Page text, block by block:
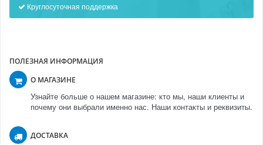
Круглосуточная поддержка
ПОЛЕЗНАЯ ИНФОРМАЦИЯ
О МАГАЗИНЕ
Узнайте больше о нашем магазине: кто мы, наши клиенты и
почему они выбрали именно нас. Наши контакты и реквизиты.
ДОСТАВКА